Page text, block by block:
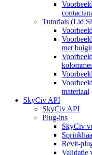
Tutorials (Lid
met
materiaal
SkyCiv API
SkyCiv API
Plug-ins
SkyCiv
Revit-
Validatie